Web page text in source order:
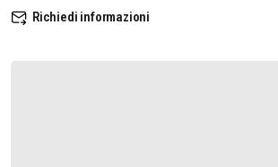
Richiedi informazioni